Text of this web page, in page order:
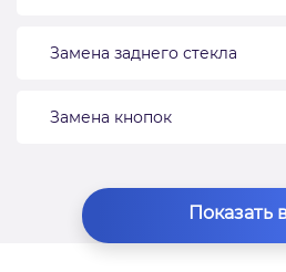
Замена заднего стекла
Замена кнопок
Показать